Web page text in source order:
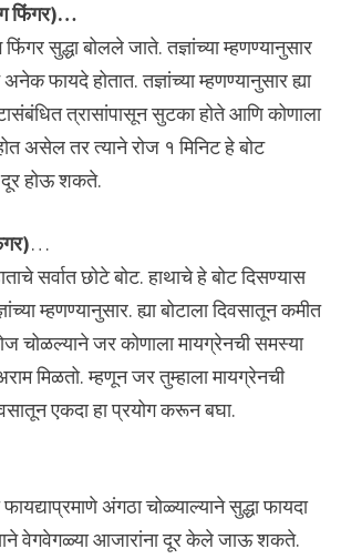
फिंगर)…
फिंगर सुद्धा बोलले जाते. तज्ञांच्या म्हणण्यानुसार
अनेक फायदे होतात. तज्ञांच्या म्हणण्यानुसार ह्या
त्रासांपासून सुटका होते आणि कोणाला
असेल तर त्याने रोज १ मिनिट हे बोट
दूर होऊ शकते.
…
सर्वात छोटे बोट. हाथाचे हे बोट दिसण्यास
म्हणण्यानुसार. ह्या बोटाला दिवसातून कमीत
चोळल्याने जर कोणाला मायग्रेनची समस्या
मिळतो. म्हणून जर तुम्हाला मायग्रेनची
एकदा हा प्रयोग करून बघा.
फायद्याप्रमाणे अंगठा चोळ्याल्याने सुद्धा फायदा
वेगवेगळ्या आजारांना दूर केले जाऊ शकते.